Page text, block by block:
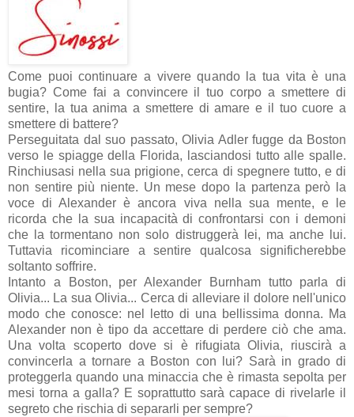
Come puoi continuare a vivere quando la tua vita è una
bugia? Come fai a convincere il tuo corpo a smettere di
sentire, la tua anima a smettere di amare e il tuo cuore a
smettere di battere?
Perseguitata dal suo passato, Olivia Adler fugge da Boston
verso le spiagge della Florida, lasciandosi tutto alle spalle.
Rinchiusasi nella sua prigione, cerca di spegnere tutto, e di
non sentire più niente. Un mese dopo la partenza però la
voce di Alexander è ancora viva nella sua mente, e le
ricorda che la sua incapacità di confrontarsi con i demoni
che la tormentano non solo distruggerà lei, ma anche lui.
Tuttavia ricominciare a sentire qualcosa significherebbe
soltanto soffrire.
Intanto a Boston, per Alexander Burnham tutto parla di
Olivia... La sua Olivia... Cerca di alleviare il dolore nell'unico
modo che conosce: nel letto di una bellissima donna. Ma
Alexander non è tipo da accettare di perdere ciò che ama.
Una volta scoperto dove si è rifugiata Olivia, riuscirà a
convincerla a tornare a Boston con lui? Sarà in grado di
proteggerla quando una minaccia che è rimasta sepolta per
mesi torna a galla? E soprattutto sarà capace di rivelarle il
segreto che rischia di separarli per sempre?